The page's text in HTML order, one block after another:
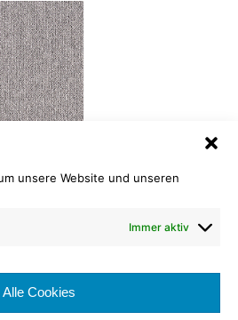
unsere Website und unseren
Immer aktiv
Alle Cookies
Color